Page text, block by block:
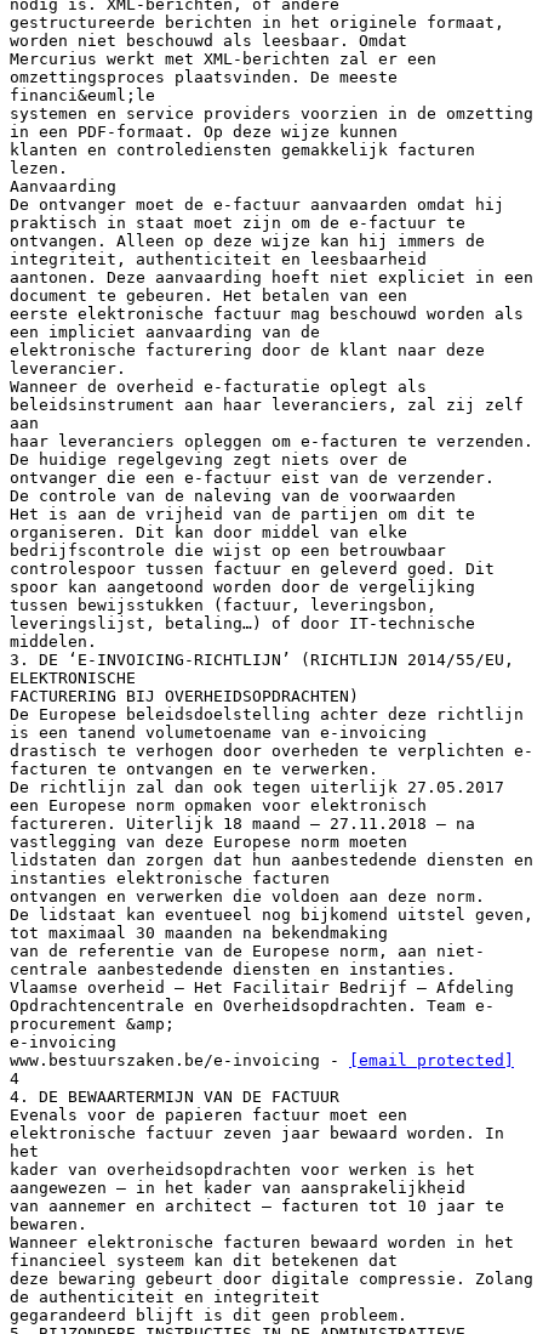
nodig is. XML-berichten, of andere
gestructureerde berichten in het originele formaat,
worden niet beschouwd als leesbaar. Omdat
Mercurius werkt met XML-berichten zal er een
omzettingsproces plaatsvinden. De meeste
financi&euml;le
systemen en service providers voorzien in de omzetting
in een PDF-formaat. Op deze wijze kunnen
klanten en controlediensten gemakkelijk facturen
lezen.
Aanvaarding
De ontvanger moet de e-factuur aanvaarden omdat hij
praktisch in staat moet zijn om de e-factuur te
ontvangen. Alleen op deze wijze kan hij immers de
integriteit, authenticiteit en leesbaarheid
aantonen. Deze aanvaarding hoeft niet expliciet in een
document te gebeuren. Het betalen van een
eerste elektronische factuur mag beschouwd worden als
een impliciet aanvaarding van de
elektronische facturering door de klant naar deze
leverancier.
Wanneer de overheid e-facturatie oplegt als
beleidsinstrument aan haar leveranciers, zal zij zelf
aan
haar leveranciers opleggen om e-facturen te verzenden.
De huidige regelgeving zegt niets over de
ontvanger die een e-factuur eist van de verzender.
De controle van de naleving van de voorwaarden
Het is aan de vrijheid van de partijen om dit te
organiseren. Dit kan door middel van elke
bedrijfscontrole die wijst op een betrouwbaar
controlespoor tussen factuur en geleverd goed. Dit
spoor kan aangetoond worden door de vergelijking
tussen bewijsstukken (factuur, leveringsbon,
leveringslijst, betaling…) of door IT-technische
middelen.
3. DE ‘E-INVOICING-RICHTLIJN’ (RICHTLIJN 2014/55/EU,
ELEKTRONISCHE
FACTURERING BIJ OVERHEIDSOPDRACHTEN)
De Europese beleidsdoelstelling achter deze richtlijn
is een tanend volumetoename van e-invoicing
drastisch te verhogen door overheden te verplichten e-
facturen te ontvangen en te verwerken.
De richtlijn zal dan ook tegen uiterlijk 27.05.2017
een Europese norm opmaken voor elektronisch
factureren. Uiterlijk 18 maand – 27.11.2018 – na
vastlegging van deze Europese norm moeten
lidstaten dan zorgen dat hun aanbestedende diensten en
instanties elektronische facturen
ontvangen en verwerken die voldoen aan deze norm.
De lidstaat kan eventueel nog bijkomend uitstel geven,
tot maximaal 30 maanden na bekendmaking
van de referentie van de Europese norm, aan niet-
centrale aanbestedende diensten en instanties.
Vlaamse overheid – Het Facilitair Bedrijf – Afdeling
Opdrachtencentrale en Overheidsopdrachten. Team e-
procurement &amp;
e-invoicing
www.bestuurszaken.be/e-invoicing -
[email protected]
4
4. DE BEWAARTERMIJN VAN DE FACTUUR
Evenals voor de papieren factuur moet een
elektronische factuur zeven jaar bewaard worden. In
het
kader van overheidsopdrachten voor werken is het
aangewezen – in het kader van aansprakelijkheid
van aannemer en architect – facturen tot 10 jaar te
bewaren.
Wanneer elektronische facturen bewaard worden in het
financieel systeem kan dit betekenen dat
deze bewaring gebeurt door digitale compressie. Zolang
de authenticiteit en integriteit
gegarandeerd blijft is dit geen probleem.